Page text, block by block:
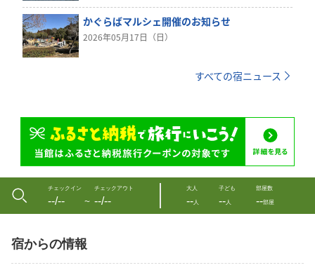
かぐらばマルシェ開催のお知らせ
2026年05月17日（日）
すべての宿ニュース
チェックイン
--/-- 〜
チェックアウト
--/--
大人
--人
子ども
--人
部屋数
--部屋
宿からの情報